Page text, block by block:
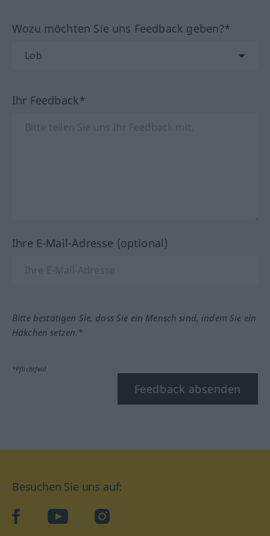
Wozu möchten Sie uns Feedback geben?*
Ihr Feedback*
Ihre E-Mail-Adresse (optional)
Bitte bestätigen Sie, dass Sie ein Mensch sind, indem Sie ein
Häkchen setzen.*
*Pflichtfeld
Feedback absenden
Besuchen Sie uns auf:
facebookYouTube Instagram